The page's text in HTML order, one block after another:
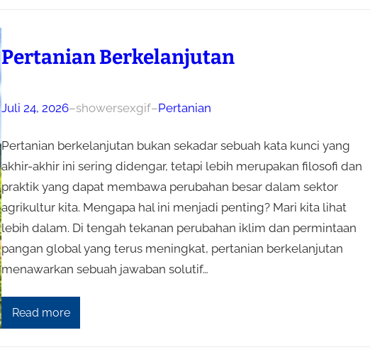
Pertanian Berkelanjutan
Juli 24, 2026–showersexgif–Pertanian
Pertanian berkelanjutan bukan sekadar sebuah kata kunci yang
akhir-akhir ini sering didengar, tetapi lebih merupakan filosofi dan
praktik yang dapat membawa perubahan besar dalam sektor
agrikultur kita. Mengapa hal ini menjadi penting? Mari kita lihat
lebih dalam. Di tengah tekanan perubahan iklim dan permintaan
pangan global yang terus meningkat, pertanian berkelanjutan
menawarkan sebuah jawaban solutif…
Read more